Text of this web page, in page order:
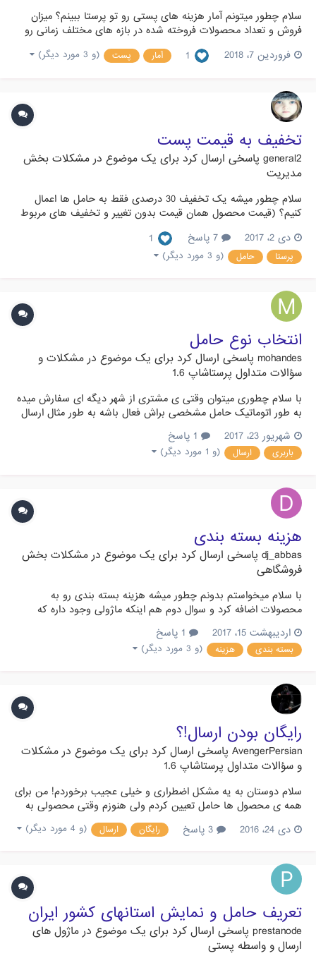
سلام چطور میتونم آمار هزینه های پستی رو تو پرستا ببینم؟ میزان
فروش و تعداد محصولات فروخته شده در بازه های مختلف زمانی رو
پرداخت شده؟؟
فروردین 7، 2018 1 آمار پست (و 3 مورد دیگر)
تخفیف به قیمت پست
general2 پاسخی ارسال کرد برای یک موضوع در مشکلات بخش
مدیریت
سلام چطور میشه یک تخفیف 30 درصدی فقط به حامل ها اعمال
کنیم؟ (قیمت محصول همان قیمت بدون تغییر و تخفیف های مربوط
دی 2، 2017 1
پرستا حامل (و 3 مورد دیگر)
انتخاب نوع حامل
mohandes پاسخی ارسال کرد برای یک موضوع در مشکلات و
سؤالات متداول پرستاشاپ 1.6
با سلام چطوری میتوان وقتی ی مشتری از شهر دیگه ای سفارش میده
به طور اتوماتیک حامل مشخصی براش فعال باشه به طور مثال ارسال
شهریور 23، 2017
باربری ارسال (و 1 مورد دیگر)
هزینه بسته بندی
dj_abbas پاسخی ارسال کرد برای یک موضوع در مشکلات بخش
فروشگاهی
با سلام میخواستم بدونم چطور میشه هزینه بسته بندی رو به
محصولات اضافه کرد و سوال دوم هم اینکه ماژولی وجود داره که
اضافه کنه به قیمت، چون ما طبق وزن و قیمت هایی که از پست
گرفتیم هزینه ارسال رو زدیم یه قیمت میاره و هزینه ارسال پستی که
اردیبهشت 15، 2017
بسته بندی هزینه (و 3 مورد دیگر)
رایگان بودن ارسال!؟
AvengerPersian پاسخی ارسال کرد برای یک موضوع در مشکلات
و سؤالات متداول پرستاشاپ 1.6
سلام دوستان به یه مشکل اضطراری و خیلی عجیب برخوردم! من برای
همه ی محصول ها حامل تعیین کردم ولی هنوزم وقتی محصولی به
سبد خرید اضافه میشه مینویسه حامل رایگان و هزینه ارسال رو حساب
نمیکنه!! تازه مشکل از جایی بدتر میشه که وقتی تو سبد خرید بیشتر
دی 24، 2016 رایگان ارسال (و 4 مورد دیگر)
تعریف حامل و نمایش استانهای کشور ایران
prestanode پاسخی ارسال کرد برای یک موضوع در ماژول های
ارسال و واسطه پستی